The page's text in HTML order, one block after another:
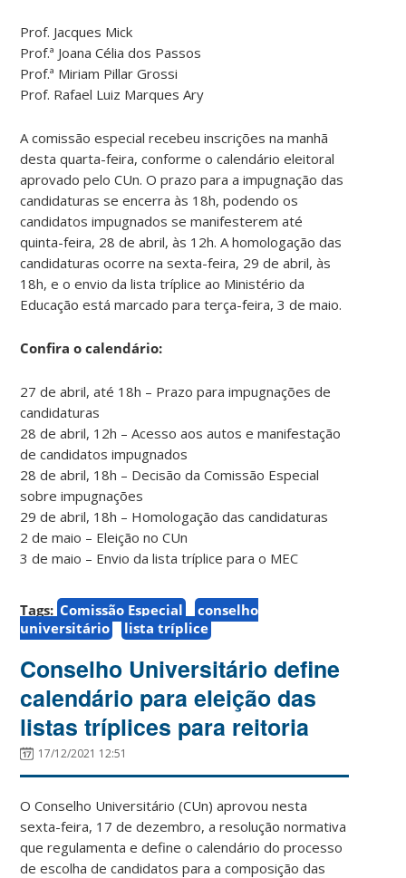
Prof. Jacques Mick
Prof.ª Joana Célia dos Passos
Prof.ª Miriam Pillar Grossi
Prof. Rafael Luiz Marques Ary
A comissão especial recebeu inscrições na manhã
desta quarta-feira, conforme o calendário eleitoral
aprovado pelo CUn. O prazo para a impugnação das
candidaturas se encerra às 18h, podendo os
candidatos impugnados se manifesterem até
quinta-feira, 28 de abril, às 12h. A homologação das
candidaturas ocorre na sexta-feira, 29 de abril, às
18h, e o envio da lista tríplice ao Ministério da
Educação está marcado para terça-feira, 3 de maio.
Confira o calendário:
27 de abril, até 18h – Prazo para impugnações de
candidaturas
28 de abril, 12h – Acesso aos autos e manifestação
de candidatos impugnados
28 de abril, 18h – Decisão da Comissão Especial
sobre impugnações
29 de abril, 18h – Homologação das candidaturas
2 de maio – Eleição no CUn
3 de maio – Envio da lista tríplice para o MEC
Tags: Comissão Especial
conselho
universitário
lista tríplice
Conselho Universitário define
calendário para eleição das
listas tríplices para reitoria
17/12/2021 12:51
O Conselho Universitário (CUn) aprovou nesta
sexta-feira, 17 de dezembro, a resolução normativa
que regulamenta e define o calendário do processo
de escolha de candidatos para a composição das